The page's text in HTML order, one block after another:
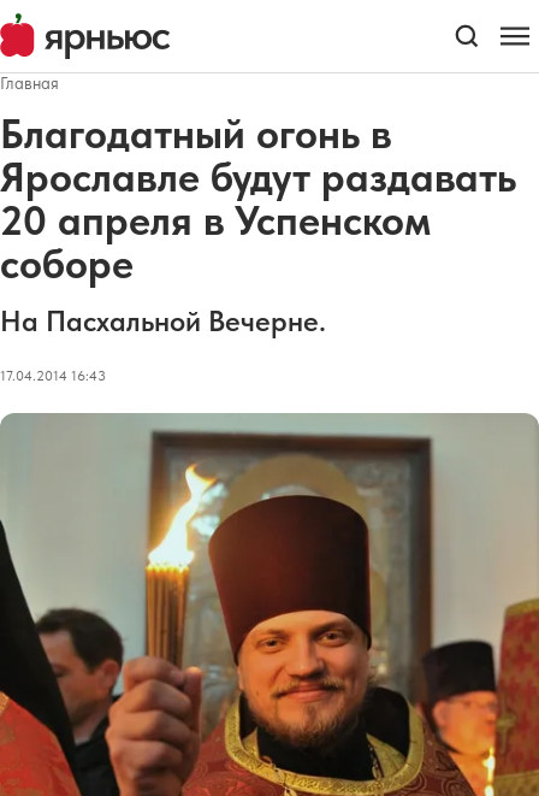
Главная
Благодатный огонь в
Ярославле будут раздавать
20 апреля в Успенском
соборе
На Пасхальной Вечерне.
17.04.2014 16:43